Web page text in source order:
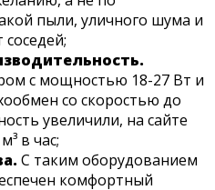
пыли, уличного шума и
с мощностью 18-27 Вт и
со скоростью до
увеличили, на сайте
в час;
С таким оборудованием
комфортный